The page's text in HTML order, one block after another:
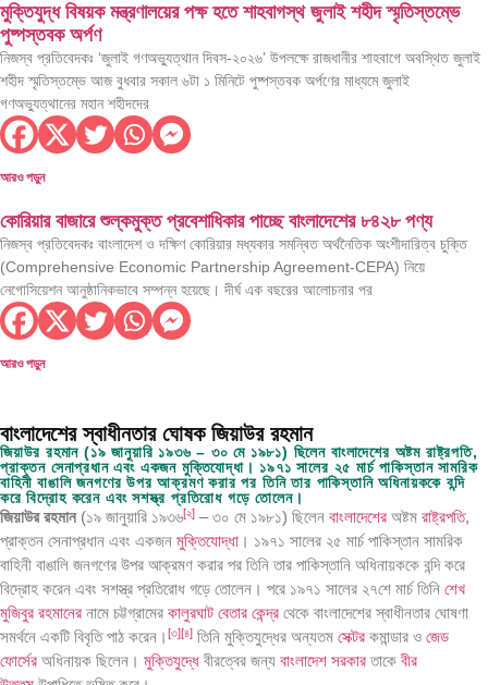
মুক্তিযুদ্ধ বিষয়ক মন্ত্রণালয়ের পক্ষ হতে শাহবাগস্থ জুলাই শহীদ স্মৃতিস্তম্ভে
পুষ্পস্তবক অর্পণ
নিজস্ব প্রতিবেদকঃ ‘জুলাই গণঅভ্যুত্থান দিবস-২০২৬’ উপলক্ষে রাজধানীর শাহবাগে অবস্থিত জুলাই
শহীদ স্মৃতিস্তম্ভে আজ বুধবার সকাল ৬টা ১ মিনিটে পুষ্পস্তবক অর্পণের মাধ্যমে জুলাই
গণঅভ্যুত্থানের মহান শহীদদের
আরও পড়ুন
কোরিয়ার বাজারে শুল্কমুক্ত প্রবেশাধিকার পাচ্ছে বাংলাদেশের ৮৪২৮ পণ্য
নিজস্ব প্রতিবেদকঃ বাংলাদেশ ও দক্ষিণ কোরিয়ার মধ্যকার সমন্বিত অর্থনৈতিক অংশীদারিত্ব চুক্তি
(Comprehensive Economic Partnership Agreement-CEPA) নিয়ে
নেগোসিয়েশন আনুষ্ঠানিকভাবে সম্পন্ন হয়েছে। দীর্ঘ এক বছরের আলোচনার পর
আরও পড়ুন
বাংলাদেশের স্বাধীনতার ঘোষক জিয়াউর রহমান
জিয়াউর রহমান (১৯ জানুয়ারি ১৯৩৬ – ৩০ মে ১৯৮১) ছিলেন বাংলাদেশের অষ্টম রাষ্ট্রপতি,
প্রাক্তন সেনাপ্রধান এবং একজন মুক্তিযোদ্ধা। ১৯৭১ সালের ২৫ মার্চ পাকিস্তান সামরিক
বাহিনী বাঙালি জনগণের উপর আক্রমণ করার পর তিনি তার পাকিস্তানি অধিনায়ককে বন্দি
করে বিদ্রোহ করেন এবং সশস্ত্র প্রতিরোধ গড়ে তোলেন।
জিয়াউর রহমান(১৯ জানুয়ারি ১৯৩৬[২] – ৩০ মে ১৯৮১) ছিলেন বাংলাদেশের অষ্টম রাষ্ট্রপতি,
প্রাক্তন সেনাপ্রধান এবং একজন মুক্তিযোদ্ধা । ১৯৭১ সালের ২৫ মার্চ পাকিস্তান সামরিক
বাহিনী বাঙালি জনগণের উপর আক্রমণ করার পর তিনি তার পাকিস্তানি অধিনায়ককে বন্দি করে
বিদ্রোহ করেন এবং সশস্ত্র প্রতিরোধ গড়ে তোলেন। পরে ১৯৭১ সালের ২৭শে মার্চ তিনি শেখ
মুজিবুর রহমানের নামে চট্টগ্রামের কালুরঘাট বেতার কেন্দ্র থেকে বাংলাদেশের স্বাধীনতার ঘোষণা
সমর্থনে একটি বিবৃতি পাঠ করেন। [৩][৪] তিনি মুক্তিযুদ্ধের অন্যতম সেক্টর কমান্ডার ও জেড
ফোর্সের অধিনায়ক ছিলেন। মুক্তিযুদ্ধে বীরত্বের জন্য বাংলাদেশ সরকারতাকে বীর